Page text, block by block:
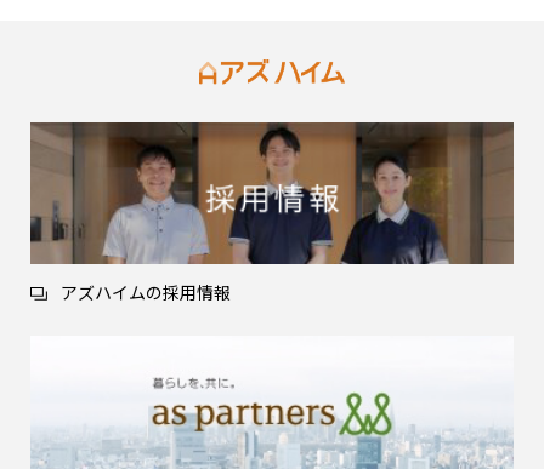
アズハイムの採用情報